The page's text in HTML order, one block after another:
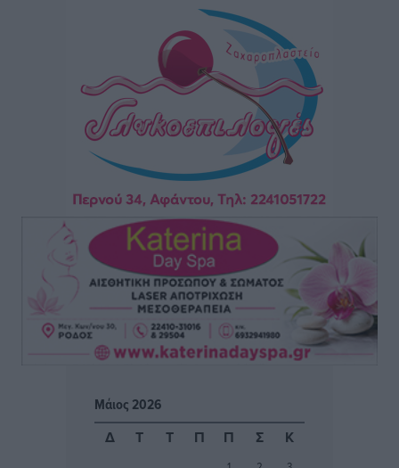
Άρης Αρχαγγέλου: Στο πλευρό του άτυχου Ιάκωβου
• πριν 10 ώρες
Φοίβος: Η μεγάλη επιστροφή του Μπρένο Σαλβατιέρα
πριν 10 ώρες
Κλεάνθης: Έτοιμες οι κάρτες διαρκείας της νέας
σεζόν
Αθλητικά πριν 10 ώρες
Ατρόμητος Διμυλιάς: Ο Μαργαρίτης και μία
αδιαπραγμάτευτη φιλοσοφία
Αθλητικά• πριν 10 ώρες
Παπαεμμανουήλ
πριν 11 ώρες
Μάιος 2026
Δ
Τ Τ Π Π Σ Κ